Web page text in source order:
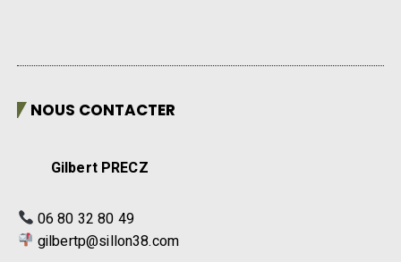
NOUS CONTACTER
Gilbert PRECZ
06 80 32 80 49
gilbertp@sillon38.com